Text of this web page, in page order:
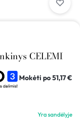
CELEMI
Mokėti po51,17€
Yra sandėlyje